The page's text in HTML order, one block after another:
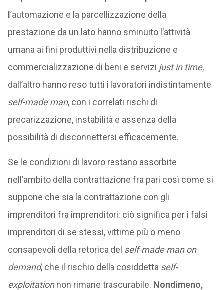
’automazione e la parcellizzazione della
prestazione da un lato hanno sminuito l’attività
umana ai fini produttivi nella distribuzione e
commercializzazione di beni e servizi just in time,
dall’altro hanno reso tutti i lavoratori indistintamente
self-made man, con i correlati rischi di
precarizzazione, instabilità e assenza della
possibilità di disconnettersi efficacemente.
Se le condizioni di lavoro restano assorbite
nell’ambito della contrattazione fra pari così come si
suppone che sia la contrattazione con gli
imprenditori fra imprenditori: ciò significa per i falsi
imprenditori di se stessi, vittime più o meno
consapevoli della retorica del self-made man on
demand, che il rischio della cosiddetta self-
exploitationnon rimane trascurabile. Nondimeno,